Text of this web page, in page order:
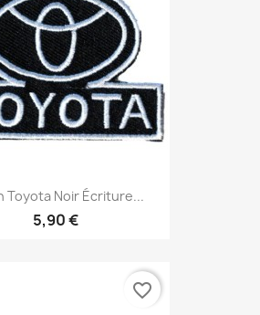
Toyota Noir Écriture...
5,90 €
favorite_border